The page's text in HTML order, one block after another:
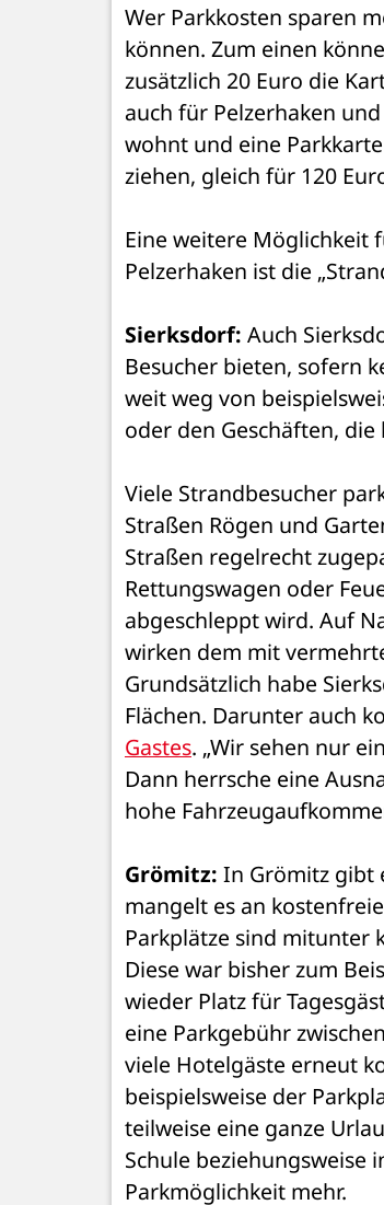
Wer Parkkosten sparen
können. Zum einen
zusätzlich 20 Euro die
auch für Pelzerhaken
wohnt und eine
ziehen, gleich für 120
Eine weitere Möglichkeit
Pelzerhaken ist die
Sierksdorf: Auch
Besucher bieten, sofern
weit weg von
oder den Geschäften, die
Viele Strandbesucher
Straßen Rögen und
Straßen regelrecht
Rettungswagen oder
abgeschleppt wird. Auf
wirken dem mit
Grundsätzlich habe
Flächen. Darunter auch
Gastes. „Wir sehen nur
Dann herrsche eine
hohe
Grömitz: In Grömitz gibt
mangelt es an
Parkplätze sind mitunter
Diese war bisher zum
wieder Platz für
eine Parkgebühr
viele Hotelgäste erneut
beispielsweise der
teilweise eine ganze
Schule
Parkmöglichkeit mehr.